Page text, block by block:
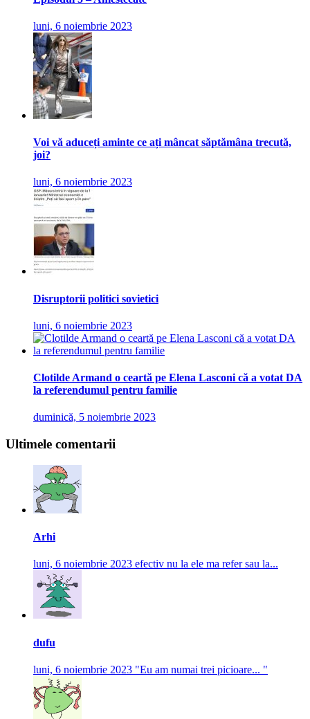
luni, 6 noiembrie 2023
Voi vă aduceți aminte ce ați mâncat săptămâna trecută,
joi?
luni, 6 noiembrie 2023
Disruptorii politici sovietici
luni, 6 noiembrie 2023
Clotilde Armand o ceartă pe Elena Lasconi că a votat DA
la referendumul pentru familie
duminică, 5 noiembrie 2023
Ultimele comentarii
Arhi
luni, 6 noiembrie 2023 efectiv nu la ele ma refer sau la...
dufu
luni, 6 noiembrie 2023 "Eu am numai trei picioare... "